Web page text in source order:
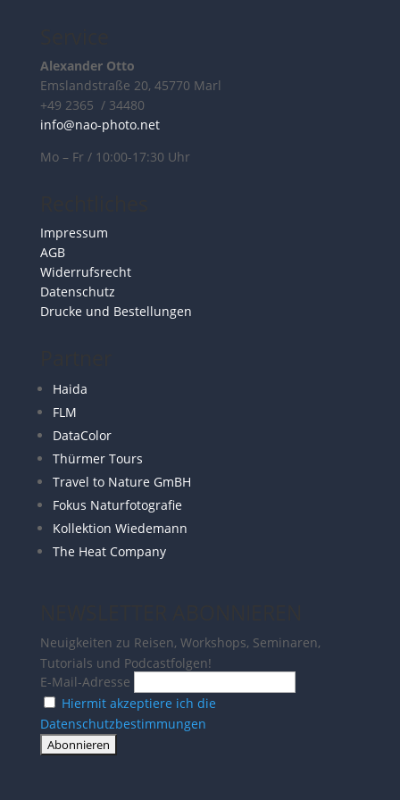
Alexander Otto
Emslandstraße 20, 45770 Marl
+49 2365 / 34480
info@nao-photo.net
Mo – Fr / 10:00-17:30 Uhr
Impressum
AGB
Widerrufsrecht
Datenschutz
Drucke und Bestellungen
Haida
FLM
DataColor
Thürmer Tours
Travel to Nature GmBH
Fokus Naturfotografie
Kollektion Wiedemann
The Heat Company
Neuigkeiten zu Reisen, Workshops, Seminaren,
Tutorials und Podcastfolgen!
E-Mail-Adresse
Hiermit akzeptiere ich die
Datenschutzbestimmungen